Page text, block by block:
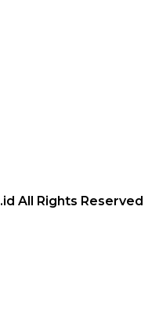
All Rights Reserved